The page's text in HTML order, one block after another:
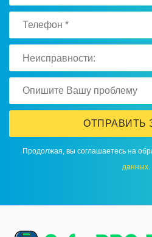
Неисправности:
ОТПРАВИТЬ
Продолжая, вы соглашаетесь на
данных.